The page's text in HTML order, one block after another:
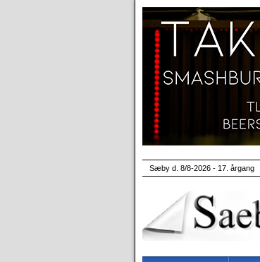
Sæby d. 8/8-2026 - 17. årgang